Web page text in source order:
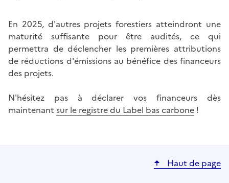
En 2025, d'autres projets forestiers atteindront une
maturité suffisante pour être audités, ce qui
permettra de déclencher les premières attributions
de réductions d'émissions au bénéfice des financeurs
des projets.
N'hésitez pas à déclarer vos financeurs dès
maintenant sur le registre du Label bas carbone !
Haut de page